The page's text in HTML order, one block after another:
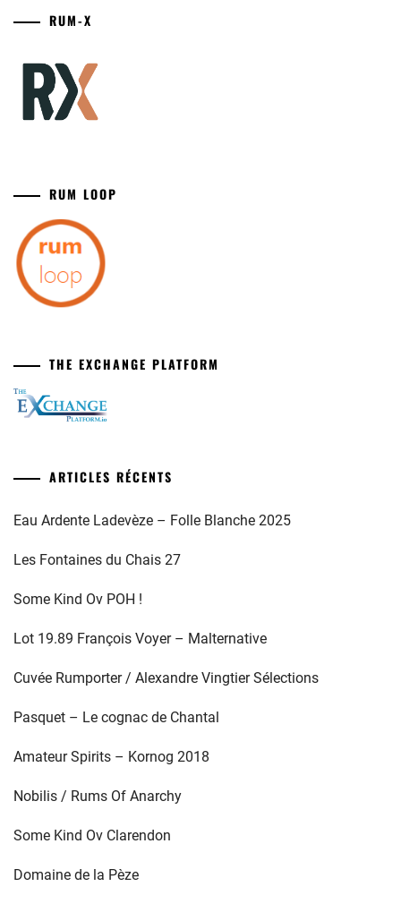
RUM-X
RUM LOOP
THE EXCHANGE PLATFORM
ARTICLES RÉCENTS
Eau Ardente Ladevèze – Folle Blanche 2025
Les Fontaines du Chais 27
Some Kind Ov POH !
Lot 19.89 François Voyer – Malternative
Cuvée Rumporter / Alexandre Vingtier Sélections
Pasquet – Le cognac de Chantal
Amateur Spirits – Kornog 2018
Nobilis / Rums Of Anarchy
Some Kind Ov Clarendon
Domaine de la Pèze